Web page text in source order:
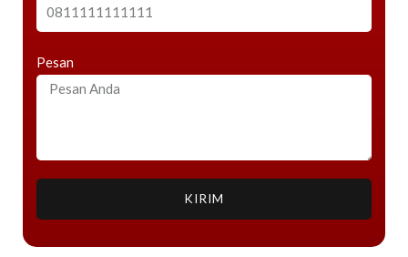
Pesan
KIRIM